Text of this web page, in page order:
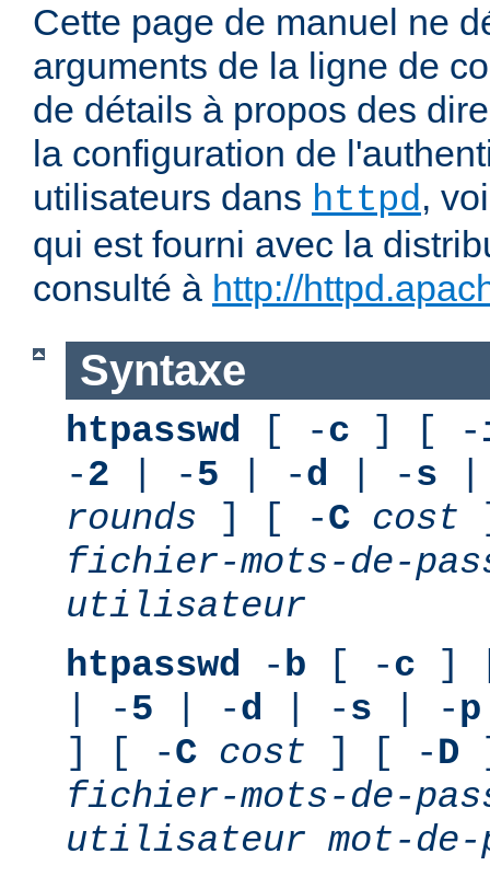
Cette page de manuel ne
arguments de la ligne de
de détails à propos des
la configuration de
utilisateurs dans httpd,
qui est fourni avec la
consulté à http://
Syntaxe
htpasswd [ -c ] [ -
-2 | -5 | -d | -s
rounds ] [ -C cost
fichier-mots-de-
utilisateur
htpasswd -b [ -c ]
| -5 | -d | -s | -p
] [ -C cost ] [ -D
fichier-mots-de-
utilisateur mot-de-